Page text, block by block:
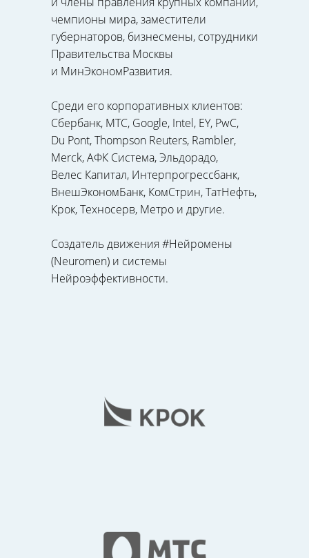
чемпионы мира, заместители
губернаторов, бизнесмены, сотрудники
Правительства Москвы
и МинЭкономРазвития.
Среди его корпоративных клиентов:
Сбербанк, МТС, Google, Intel, EY, PwC,
Du Pont, Thompson Reuters, Rambler,
Merck, АФК Система, Эльдорадо,
Велес Капитал, Интерпрогрессбанк,
ВнешЭкономБанк, КомСтрин, ТатНефть,
Крок, Техносерв, Метро и другие.
Создатель движения #Нейромены
(Neuromen) и системы
Нейроэффективности.